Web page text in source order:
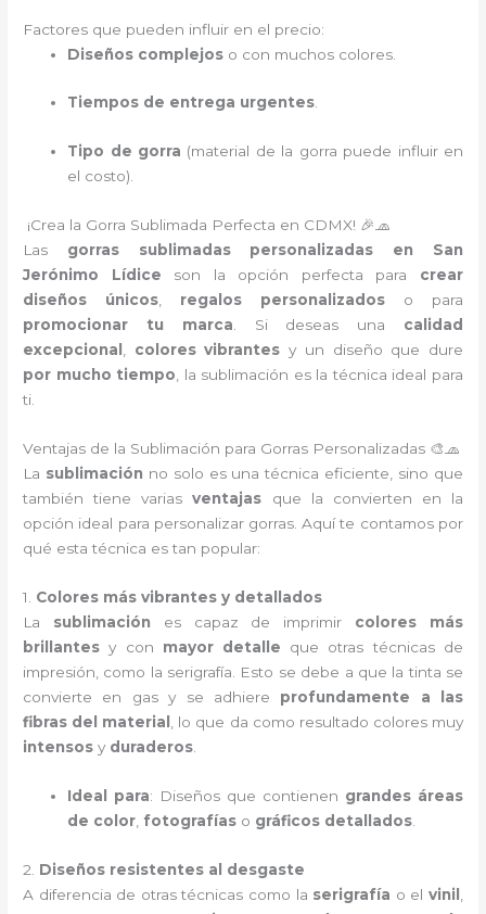
Factores que pueden influir en el precio:
Diseños complejos o con muchos colores.
Tiempos de entrega urgentes.
Tipo de gorra (material de la gorra puede influir en
el costo).
¡Crea la Gorra Sublimada Perfecta en CDMX! 🎉🧢
Las gorras sublimadas personalizadas en San
Jerónimo Lídice son la opción perfecta para crear
diseños únicos
regalos personalizados o para
promocionar tu marca . Si deseas una calidad
excepcional
colores vibrantes y un diseño que dure
por mucho tiempo , la sublimación es la técnica ideal para
ti.
Ventajas de la Sublimación para Gorras Personalizadas 🎨🧢
La sublimación no solo es una técnica eficiente, sino que
también tiene variasventajas que la convierten en la
opción ideal para personalizar gorras. Aquí te contamos por
qué esta técnica es tan popular:
1. Colores más vibrantes y detallados
La sublimación es capaz de imprimir colores más
brillantes y con mayor detalle que otras técnicas de
impresión, como la serigrafía. Esto se debe a que la tinta se
convierte en gas y se adhiere profundamente a las
fibras del material
, lo que da como resultado colores muy
intensos y duraderos
Ideal para: Diseños que contienen grandes áreas
de color fotografías o gráficos detallados
2. Diseños resistentes al desgaste
A diferencia de otras técnicas como la serigrafía o el vinil